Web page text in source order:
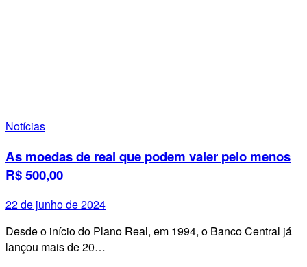
Notícias
As moedas de real que podem valer pelo menos
R$ 500,00
22 de junho de 2024
Desde o início do Plano Real, em 1994, o Banco Central já
lançou mais de 20…